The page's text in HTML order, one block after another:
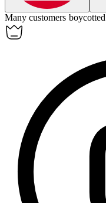
Many customers boycotted